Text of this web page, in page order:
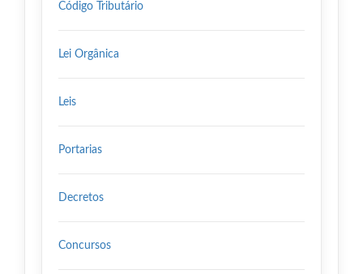
Código Tributário
Lei Orgânica
Leis
Portarias
Decretos
Concursos